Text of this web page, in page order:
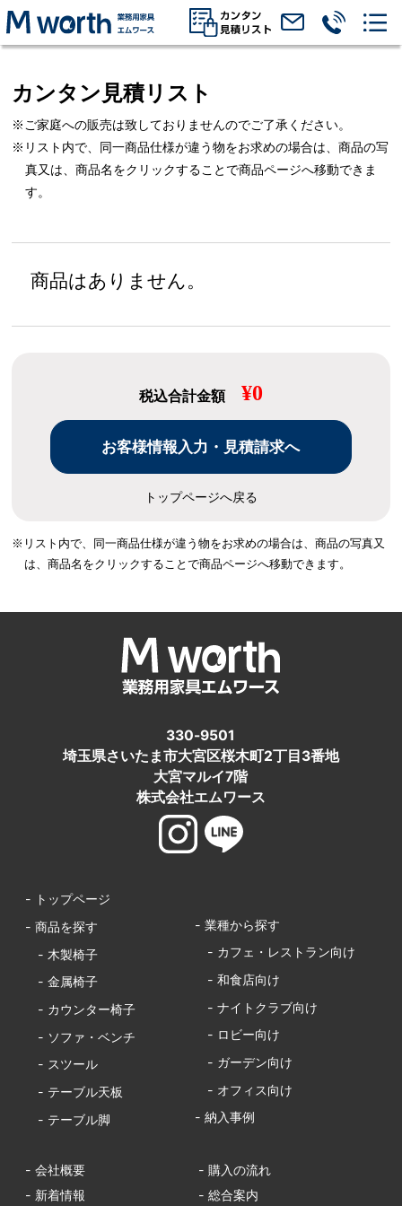
カンタン見積リスト
※ご家庭への販売は致しておりませんのでご了承ください。
※リスト内で、同一商品仕様が違う物をお求めの場合は、商品の写
真又は、商品名をクリックすることで商品ページへ移動できま
す。
商品はありません。
税込合計金額 ¥0
トップページへ戻る
※リスト内で、同一商品仕様が違う物をお求めの場合は、商品の写真又
は、商品名をクリックすることで商品ページへ移動できます。
330-9501
埼玉県さいたま市大宮区桜木町2丁目3番地
大宮マルイ7階
株式会社エムワース
- トップページ
- 商品を探す
- 木製椅子
- 金属椅子
- カウンター椅子
- ソファ・ベンチ
- スツール
- テーブル天板
- テーブル脚
- 業種から探す
- カフェ・レストラン向け
- 和食店向け
- ナイトクラブ向け
- ロビー向け
- ガーデン向け
- オフィス向け
- 納入事例
- 会社概要
- 購入の流れ
- 新着情報
- 総合案内